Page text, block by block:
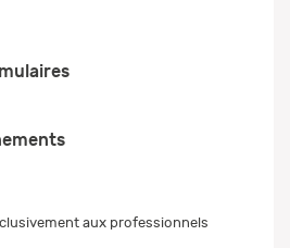
aux professionnels